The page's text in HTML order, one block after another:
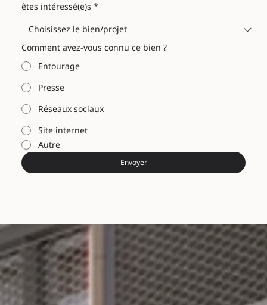
êtes intéressé(e)s *
Comment avez-vous connu ce bien ?
Entourage
Presse
Réseaux sociaux
Site internet
Autre
Envoyer